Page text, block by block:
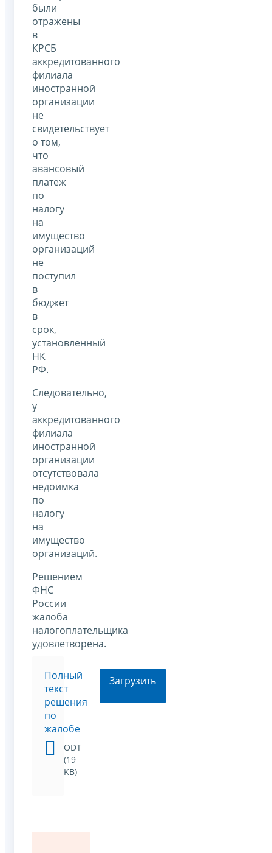
были
отражены
в
КРСБ
аккредитованного
филиала
иностранной
организации
не
свидетельствует
о том,
что
авансовый
платеж
по
налогу
на
имущество
организаций
не
поступил
в
бюджет
в
срок,
установленный
НК
РФ.
Следовательно,
у
аккредитованного
филиала
иностранной
организации
отсутствовала
недоимка
по
налогу
на
имущество
организаций.
Решением
ФНС
России
жалоба
налогоплательщика
удовлетворена.
Полный
текст
решения
по
жалобе
ODT
(19
KB)
Загрузить